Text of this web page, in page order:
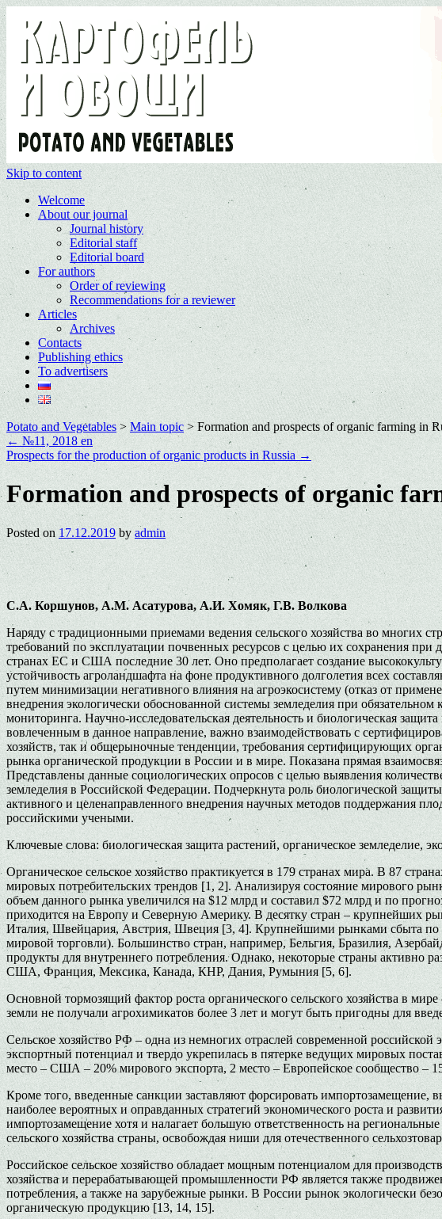
Skip to content
Welcome
About our journal
Journal history
Editorial staff
Editorial board
For authors
Order of reviewing
Recommendations for a reviewer
Articles
Archives
Contacts
Publishing ethics
To advertisers
Potato and Vegetables> Main topic > Formation and prospects of organic farming in
← №11, 2018 en
Prospects for the production of organic products in Russia →
Formation and prospects of organic
Posted on 17.12.2019 by admin
С.А. Коршунов, А.М. Асатурова, А.И. Хомяк, Г.В. Волкова
Наряду с традиционными приемами ведения сельского хозяйства во многих
требований по эксплуатации почвенных ресурсов с целью их сохранения
странах ЕС и США последние 30 лет. Оно предполагает создание
устойчивость агроландшафта на фоне продуктивного долголетия всех
путем минимизации негативного влияния на агроэкосистему (отказ от
внедрения экологически обоснованной системы земледелия при обязательном
мониторинга. Научно-исследовательская деятельность и биологическая
вовлеченным в данное направление, важно взаимодействовать с
хозяйств, так и общерыночные тенденции, требования сертифицирующих
рынка органической продукции в России и в мире. Показана прямая
Представлены данные социологических опросов с целью выявления
земледелия в Российской Федерации. Подчеркнута роль биологической
активного и целенаправленного внедрения научных методов поддержания
российскими учеными.
Ключевые слова: биологическая защита растений, органическое земледелие,
Органическое сельское хозяйство практикуется в 179 странах мира. В 87
мировых потребительских трендов [1, 2]. Анализируя состояние мирового
объем данного рынка увеличился на $12 млрд и составил $72 млрд и по
приходится на Европу и Северную Америку. В десятку стран – крупнейших
Италия, Швейцария, Австрия, Швеция [3, 4]. Крупнейшими рынками сбыта по
мировой торговли). Большинство стран, например, Бельгия, Бразилия,
продукты для внутреннего потребления. Однако, некоторые страны активно
США, Франция, Мексика, Канада, КНР, Дания, Румыния [5, 6].
Основной тормозящий фактор роста органического сельского хозяйства в
земли не получали агрохимикатов более 3 лет и могут быть пригодны для
Сельское хозяйство РФ – одна из немногих отраслей современной
экспортный потенциал и твердо укрепилась в пятерке ведущих мировых
место – США – 20% мирового экспорта, 2 место – Европейское сообщество –
Кроме того, введенные санкции заставляют форсировать
наиболее вероятных и оправданных стратегий экономического роста и
импортозамещение хотя и налагает большую ответственность на
сельского хозяйства страны, освобождая ниши для отечественного
Российское сельское хозяйство обладает мощным потенциалом для
хозяйства и перерабатывающей промышленности РФ является также
потребления, а также на зарубежные рынки. В России рынок экологически
органическую продукцию [13, 14, 15].